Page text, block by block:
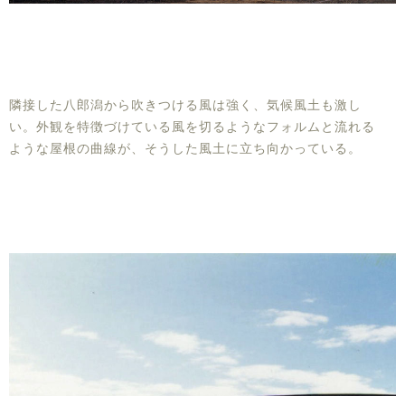
隣接した八郎潟から吹きつける風は強く、気候風土も激し
い。外観を特徴づけている風を切るようなフォルムと流れる
ような屋根の曲線が、そうした風土に立ち向かっている。